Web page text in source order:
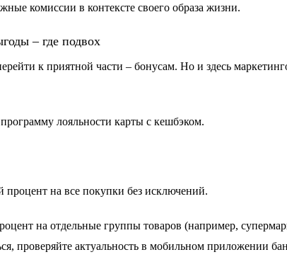
комиссии в контексте своего образа жизни.
– где подвох
к приятной части – бонусам. Но и здесь
лояльности карты с кешбэком.
на все покупки без исключений.
на отдельные группы товаров (например,
проверяйте актуальность в мобильном приложении